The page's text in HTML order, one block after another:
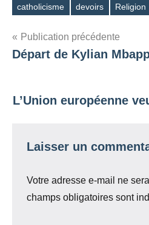
Étiquettes
catholicisme devoirs Religion
Navigation
de
Publication précédente
Départ de Kylian
L’Union européenne
Laisser un
Votre adresse e-mail ne
champs obligatoires sont